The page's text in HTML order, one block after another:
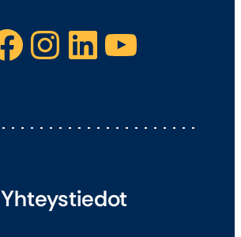
Facebook Instagram LinkedIn YouTube
Yhteystiedot